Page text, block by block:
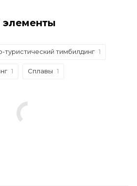
туристический тимбилдинг 1
1 Сплавы 1